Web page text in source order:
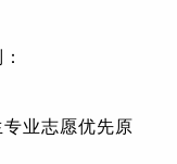
业志愿优先原